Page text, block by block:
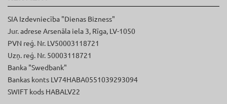
SIA Izdevniecība "Dienas Bizness"
Jur. adrese Arsenāla iela 3, Rīga, LV-1050
PVN reģ. Nr. LV50003118721
Uzņ. reģ. Nr. 50003118721
Banka "Swedbank"
Bankas konts LV74HABA0551039293094
SWIFT kods HABALV22